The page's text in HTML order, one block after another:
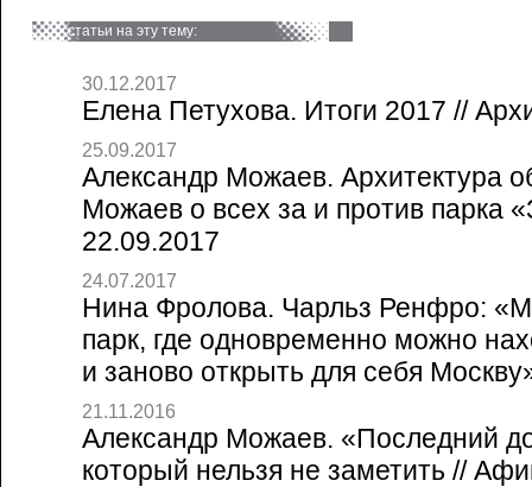
статьи на эту тему:
30.12.2017
Елена Петухова. Итоги 2017 //
25.09.2017
Александр Можаев. Архитектура
Можаев о всех за и против парка
22.09.2017
24.07.2017
Нина Фролова. Чарльз Ренфро:
парк, где одновременно можно
и заново открыть для себя
21.11.2016
Александр Можаев. «Последний
который нельзя не заметить //